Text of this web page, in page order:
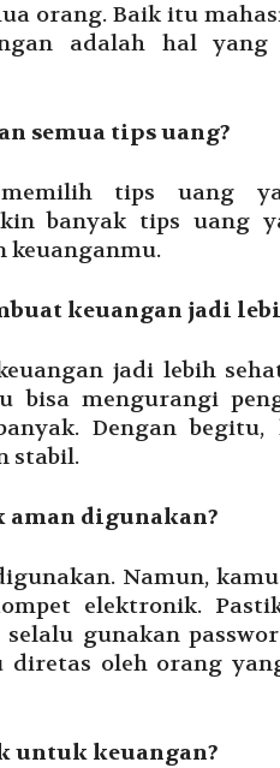
orang. Baik itu
adalah hal
semua tips uang?
tips uang
banyak tips uang
keuanganmu.
keuangan jadi
jadi lebih
bisa mengurangi
Dengan
stabil.
aman digunakan?
Namun,
elektronik.
gunakan
diretas oleh orang
untuk keuangan?